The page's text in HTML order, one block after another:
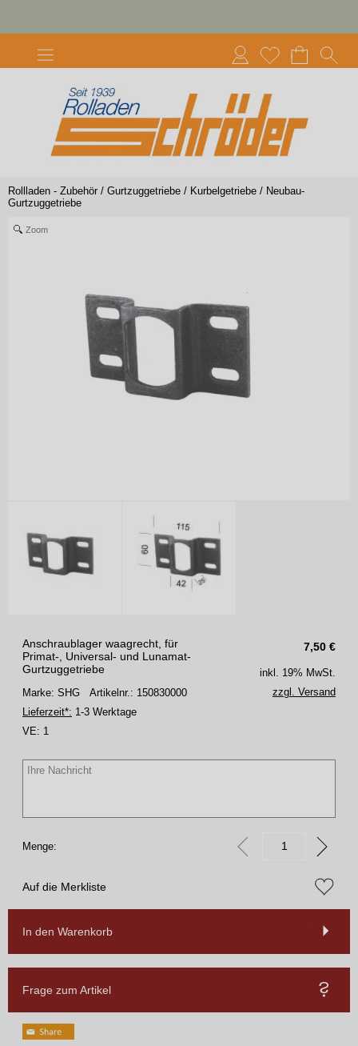
Rollladen - Zubehör / Gurtzuggetriebe / Kurbelgetriebe / Neubau-
Gurtzuggetriebe
Zoom
7,50 €
Anschraublager waagrecht, für
Primat-, Universal- und Lunamat-
Gurtzuggetriebe
Marke: SHG Artikelnr.: 150830000
Lieferzeit*: 1-3 Werktage
VE: 1
inkl. 19% MwSt.
zzgl. Versand
Menge:
Auf die Merkliste
In den Warenkorb
Frage zum Artikel